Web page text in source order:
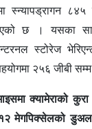
स्न्यापड्रागन
छ । यसका
स्टोरेज
२५६ जीबी
क्यामेराको
मेगपिक्सेलको डुअल